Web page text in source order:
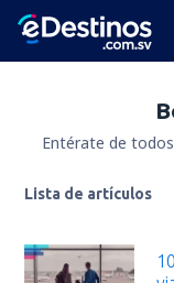
Entérate de
Lista de artículos